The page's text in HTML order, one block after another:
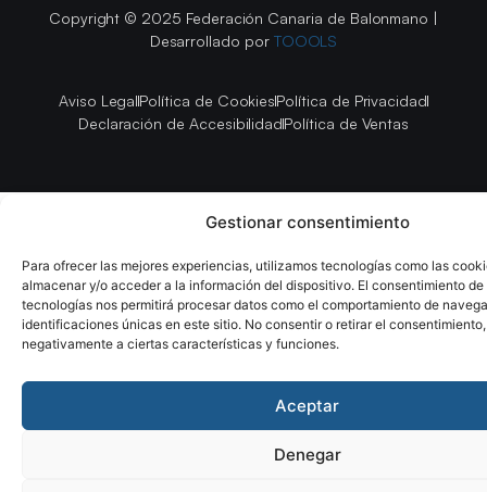
Gestionar consentimiento
Para ofrecer las mejores experiencias, utilizamos tecnologías como las
almacenar y/o acceder a la información del dispositivo. El consentimiento de
tecnologías nos permitirá procesar datos como el comportamiento de
identificaciones únicas en este sitio. No consentir o retirar el
negativamente a ciertas características y funciones.
Aceptar
Denegar
Copyright © 2025 Federación Canaria de Balonmano |
Desarrollado por TOOOLS
Aviso LegalPolítica de CookiesPolítica de Privacidad
Declaración de AccesibilidadPolítica de Ventas